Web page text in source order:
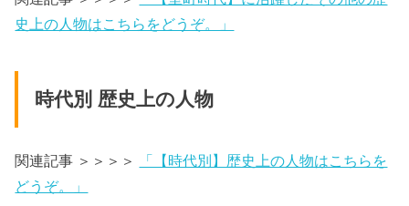
史上の人物はこちらをどうぞ。」
時代別 歴史上の人物
関連記事 ＞＞＞＞
「【時代別】歴史上の人物はこちらを
どうぞ。」